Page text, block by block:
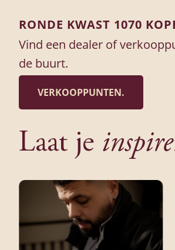
RONDE KWAST 1070
Vind een dealer of
de buurt.
VERKOOPPUNTEN.
Laat je